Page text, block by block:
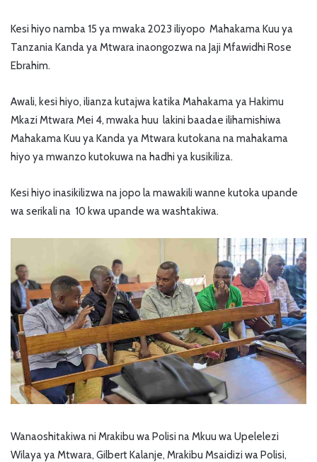
Kesi hiyo namba 15 ya mwaka 2023 iliyopo Mahakama Kuu ya
Tanzania Kanda ya Mtwara inaongozwa na Jaji Mfawidhi Rose
Ebrahim.
Awali, kesi hiyo, ilianza kutajwa katika Mahakama ya Hakimu
Mkazi Mtwara Mei 4, mwaka huu lakini baadae ilihamishiwa
Mahakama Kuu ya Kanda ya Mtwara kutokana na mahakama
hiyo ya mwanzo kutokuwa na hadhi ya kusikiliza.
Kesi hiyo inasikilizwa na jopo la mawakili wanne kutoka upande
wa serikali na 10 kwa upande wa washtakiwa.
Wanaoshitakiwa ni Mrakibu wa Polisi na Mkuu wa Upelelezi
Wilaya ya Mtwara, Gilbert Kalanje, Mrakibu Msaidizi wa Polisi,